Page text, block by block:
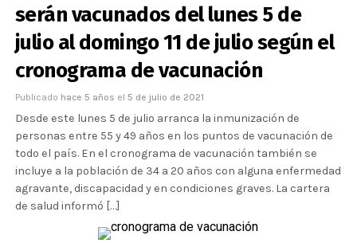
serán vacunados del lunes 5 de
julio al domingo 11 de julio según el
cronograma de vacunación
Publicado hace 5 años el 5 de julio de 2021
Desde este lunes 5 de julio arranca la inmunización de
personas entre 55 y 49 años en los puntos de vacunación de
todo el país. En el cronograma de vacunación también se
incluye a la población de 34 a 20 años con alguna enfermedad
agravante, discapacidad y en condiciones graves. La cartera
de salud informó […]